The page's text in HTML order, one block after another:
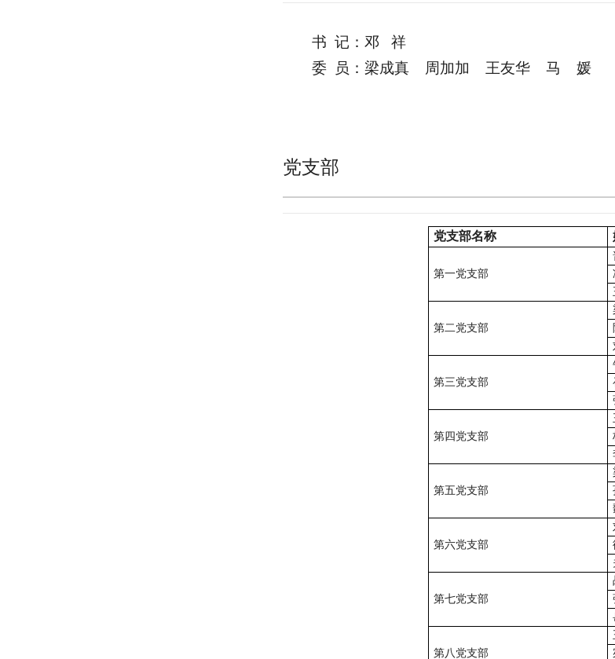
书 记：邓 祥
委 员：梁成真 周加加 王友华 马 媛
党支部
党支部名称
第一党支部
第二党支部
第三党支部
第四党支部
第五党支部
第六党支部
第七党支部
第八党支部